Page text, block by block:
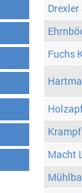
Drexler
Fuchs
Macht